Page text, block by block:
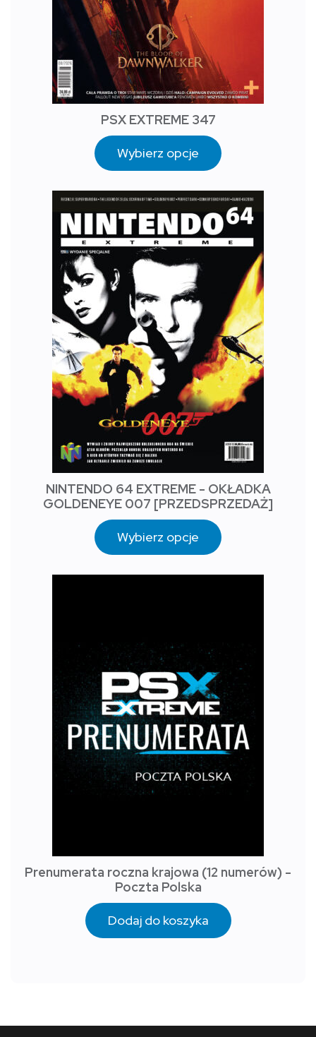
PSX EXTREME 347
Wybierz opcje
NINTENDO 64 EXTREME - OKŁADKA
GOLDENEYE 007 [PRZEDSPRZEDAŻ]
Wybierz opcje
Prenumerata roczna krajowa (12 numerów) -
Poczta Polska
Dodaj do koszyka